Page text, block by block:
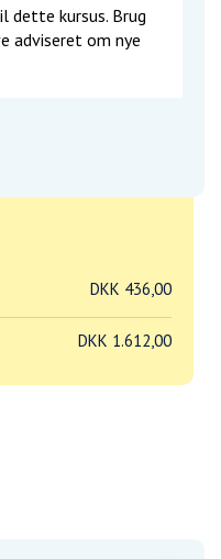
dette kursus. Brug
adviseret om nye
DKK 436,00
DKK 1.612,00